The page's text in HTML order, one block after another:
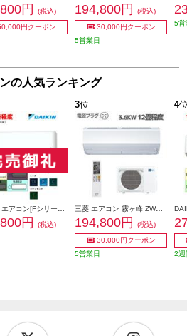
円
(税込)
円クーポン
194,800円
(税込)
30,000円クーポン
5営業日
5営
の人気ランキング
円 (税込)
3位
三菱 エアコン 霧ヶ峰 ZWシリーズ【主に12畳/3.6KW/200V/プレミアムモデル/2024年モデル】 MSZ-ZW3624S-ESET
194,800円
(税込)
30,000円クーポン
5営業日
4
2週